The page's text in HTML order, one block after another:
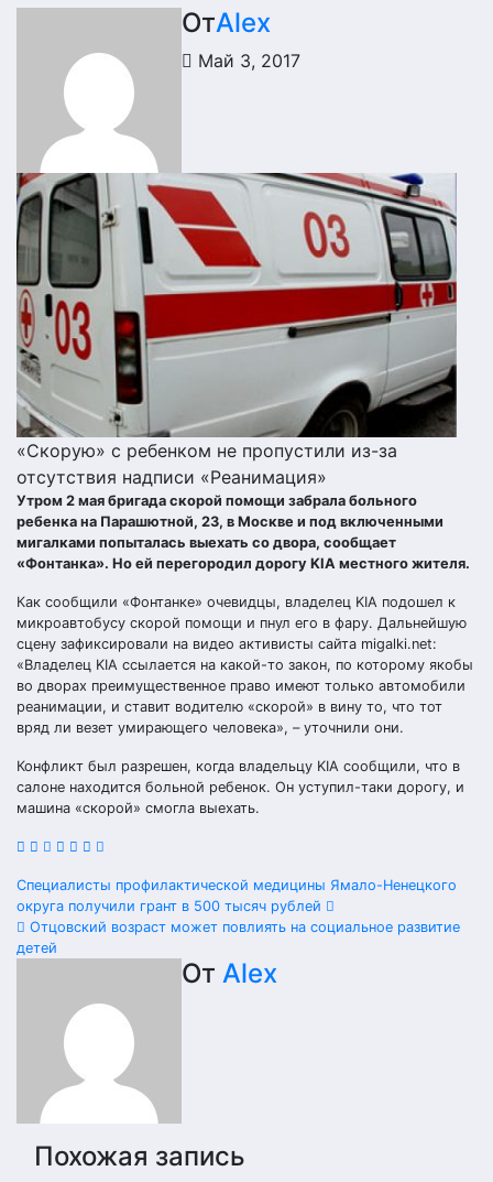
ОтAlex
Май 3, 2017
«Скорую» с ребенком не пропустили из-за
отсутствия надписи «Реанимация»
Утром 2 мая бригада скорой помощи забрала больного
ребенка на Парашютной, 23, в Москве и под включенными
мигалками попыталась выехать со двора, сообщает
«Фонтанка». Но ей перегородил дорогу KIA местного жителя.
Как сообщили «Фонтанке» очевидцы, владелец KIA подошел к
микроавтобусу скорой помощи и пнул его в фару. Дальнейшую
сцену зафиксировали на видео активисты сайта migalki.net:
«Владелец KIA ссылается на какой-то закон, по которому якобы
во дворах преимущественное право имеют только автомобили
реанимации, и ставит водителю «скорой» в вину то, что тот
вряд ли везет умирающего человека», – уточнили они.
Конфликт был разрешен, когда владельцу KIA сообщили, что в
салоне находится больной ребенок. Он уступил-таки дорогу, и
машина «скорой» смогла выехать.
Навигация
по
Специалисты профилактической медицины Ямало-Ненецкого
округа получили грант в 500 тысяч рублей
Отцовский возраст может повлиять на социальное развитие
детей
От Alex
Похожая запись